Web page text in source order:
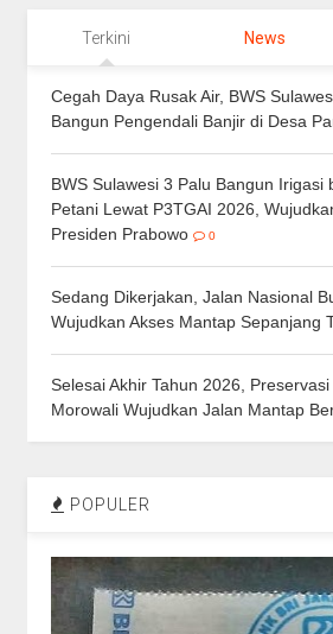
Terkini News
Cegah Daya Rusak Air, BWS
Bangun Pengendali Banjir di Desa
BWS Sulawesi 3 Palu Bangun Irigasi
Petani Lewat P3TGAI 2026,
Presiden Prabowo
0
Sedang Dikerjakan, Jalan Nasional
Wujudkan Akses Mantap Sepanjang
Selesai Akhir Tahun 2026,
Morowali Wujudkan Jalan Mantap
POPULER